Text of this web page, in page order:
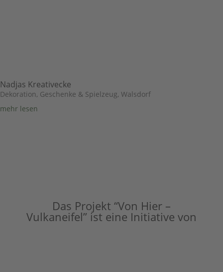
Nadjas Kreativecke
Dekoration, Geschenke & Spielzeug, Walsdorf
mehr lesen
Das Projekt “Von Hier –
Vulkaneifel” ist eine Initiative von